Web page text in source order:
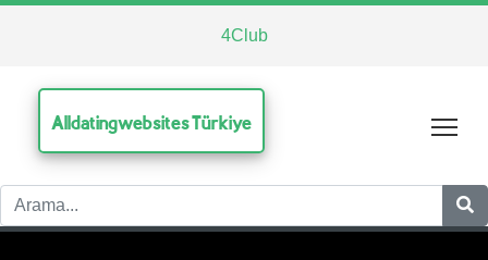
4Club
Alldatingwebsites Türkiye